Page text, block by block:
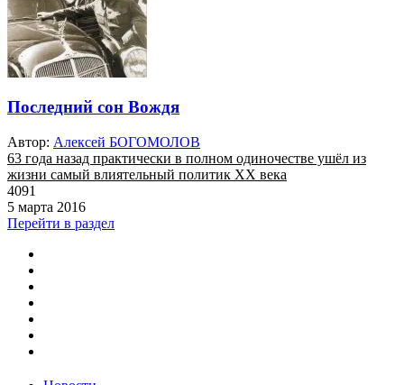
Последний сон Вождя
Автор: Алексей БОГОМОЛОВ
63 года назад практически в полном одиночестве ушёл из
жизни самый влиятельный политик ХХ века
4091
5 марта 2016
Перейти в раздел